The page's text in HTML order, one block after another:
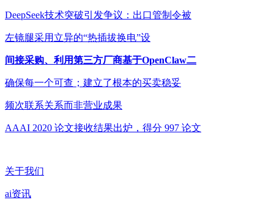
DeepSeek技术突破引发争议：出口管制令被
左镜腿采用立异的“热插拔换电”设
间接采购、利用第三方厂商基于OpenClaw二
确保每一个可查；建立了根本的买卖稳妥
频次联系关系而非营业成果
AAAI 2020 论文接收结果出炉，得分 997 论文
关于我们
ai资讯